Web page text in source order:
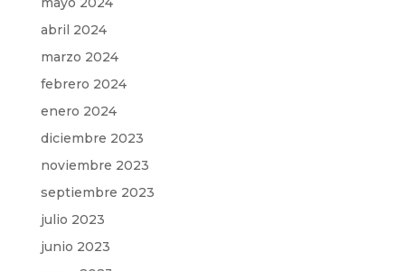
abril 2024
marzo 2024
febrero 2024
enero 2024
diciembre 2023
noviembre 2023
septiembre 2023
julio 2023
junio 2023